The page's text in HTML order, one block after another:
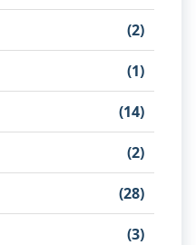
(2)
(1)
(14)
(2)
(28)
(3)